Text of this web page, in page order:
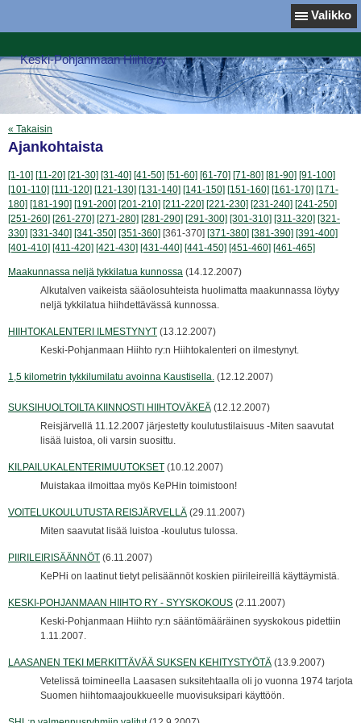
Valikko
Keski-Pohjanmaan Hiihto ry
« Takaisin
Ajankohtaista
[1-10] [11-20] [21-30] [31-40] [41-50] [51-60] [61-70] [71-80] [81-90] [91-100]
[101-110] [111-120] [121-130] [131-140] [141-150] [151-160] [161-170] [171-
180] [181-190] [191-200] [201-210] [211-220] [221-230] [231-240] [241-250]
[251-260] [261-270] [271-280] [281-290] [291-300] [301-310] [311-320] [321-
330] [331-340] [341-350] [351-360] [361-370] [371-380] [381-390] [391-400]
[401-410] [411-420] [421-430] [431-440] [441-450] [451-460] [461-465]
Maakunnassa neljä tykkilatua kunnossa (14.12.2007)
Alkutalven vaikeista sääolosuhteista huolimatta maakunnassa löytyy
neljä tykkilatua hiihdettävässä kunnossa.
HIIHTOKALENTERI ILMESTYNYT (13.12.2007)
Keski-Pohjanmaan Hiihto ry:n Hiihtokalenteri on ilmestynyt.
1,5 kilometrin tykkilumilatu avoinna Kaustisella. (12.12.2007)
SUKSIHUOLTOILTA KIINNOSTI HIIHTOVÄKEÄ (12.12.2007)
Reisjärvellä 11.12.2007 järjestetty koulutustilaisuus -Miten saavutat
lisää luistoa, oli varsin suosittu.
KILPAILUKALENTERIMUUTOKSET (10.12.2007)
Muistakaa ilmoittaa myös KePHin toimistoon!
VOITELUKOULUTUSTA REISJÄRVELLÄ (29.11.2007)
Miten saavutat lisää luistoa -koulutus tulossa.
PIIRILEIRISÄÄNNÖT (6.11.2007)
KePHi on laatinut tietyt pelisäännöt koskien piirileireillä käyttäymistä.
KESKI-POHJANMAAN HIIHTO RY - SYYSKOKOUS (2.11.2007)
Keski-Pohjanmaan Hiihto ry:n sääntömääräinen syyskokous pidettiin
1.11.2007.
LAASANEN TEKI MERKITTÄVÄÄ SUKSEN KEHITYSTYÖTÄ (13.9.2007)
Vetelissä toimineella Laasasen suksitehtaalla oli jo vuonna 1974 tarjota
Suomen hiihtomaajoukkueelle muovisuksipari käyttöön.